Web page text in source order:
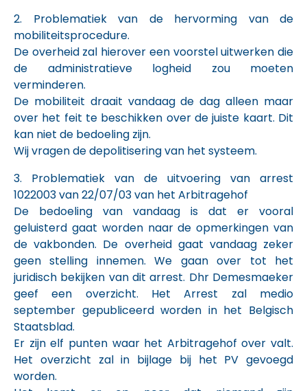
2. Problematiek van de hervorming van de
mobiliteitsprocedure.
De overheid zal hierover een voorstel uitwerken die
de administratieve logheid zou moeten
verminderen.
De mobiliteit draait vandaag de dag alleen maar
over het feit te beschikken over de juiste kaart. Dit
kan niet de bedoeling zijn.
Wij vragen de depolitisering van het systeem.
3. Problematiek van de uitvoering van arrest
1022003 van 22/07/03 van het Arbitragehof
De bedoeling van vandaag is dat er vooral
geluisterd gaat worden naar de opmerkingen van
de vakbonden. De overheid gaat vandaag zeker
geen stelling innemen. We gaan over tot het
juridisch bekijken van dit arrest. Dhr Demesmaeker
geef een overzicht. Het Arrest zal medio
september gepubliceerd worden in het Belgisch
Staatsblad.
Er zijn elf punten waar het Arbitragehof over valt.
Het overzicht zal in bijlage bij het PV gevoegd
worden.